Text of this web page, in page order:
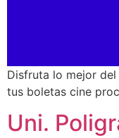
Disfruta lo mejor del
tus boletas cine
Uni.